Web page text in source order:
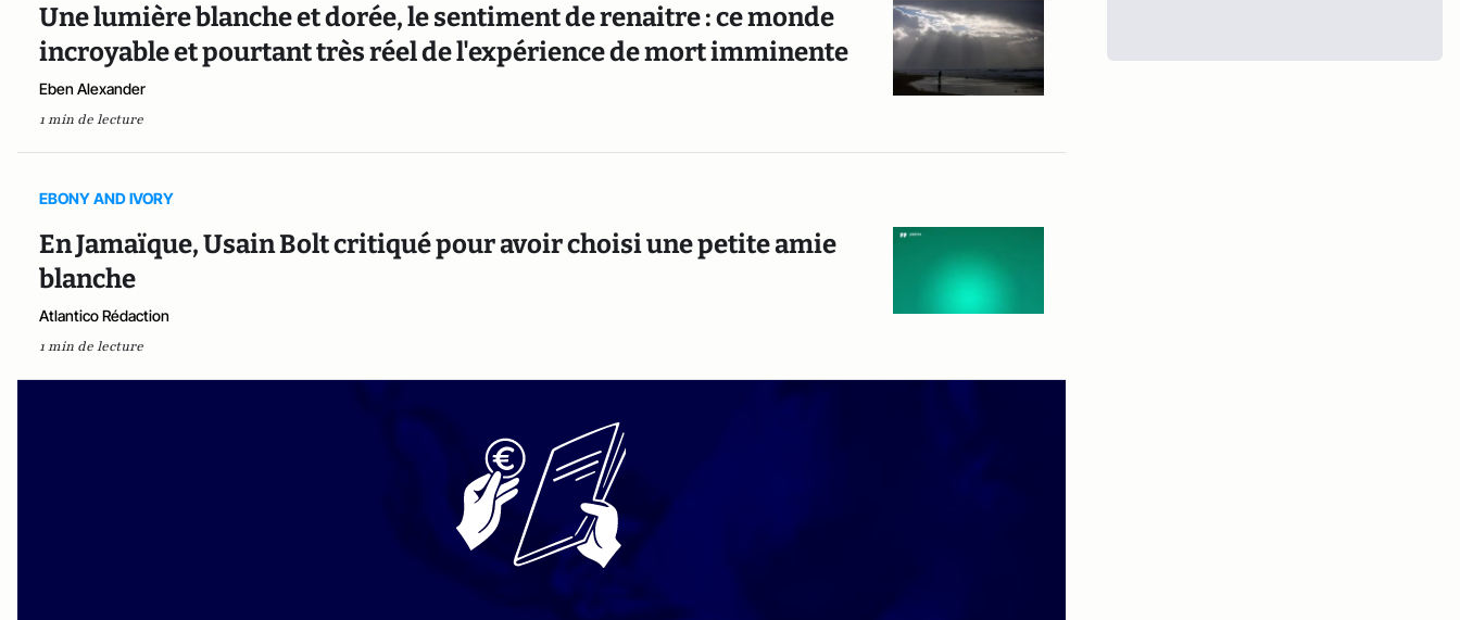
Une lumière blanche et dorée, le sentiment de renaitre : ce monde
incroyable et pourtant très réel de l'expérience de mort imminente
Eben Alexander
1 min de lecture
EBONY AND IVORY
En Jamaïque, Usain Bolt critiqué pour avoir choisi une petite amie
blanche
Atlantico Rédaction
1 min de lecture